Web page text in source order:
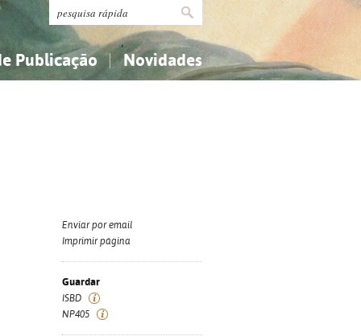
Publicação Novidades
Enviar por email
Imprimir página
Guardar
ISBD
NP405